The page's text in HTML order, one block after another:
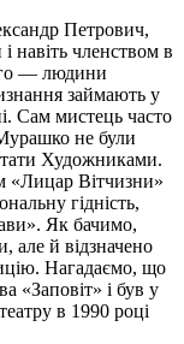
Петрович,
навіть членством в
— людини
займають у
Сам мистець часто
не були
Художниками.
«Лицар Вітчизни»
гідність,
Як бачимо,
але й відзначено
Нагадаємо, що
«Заповіт» і був у
в 1990 році